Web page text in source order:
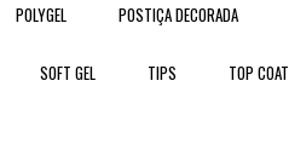
POLYGEL POSTIÇA DECORADA
SOFT GEL TIPS TOP COAT